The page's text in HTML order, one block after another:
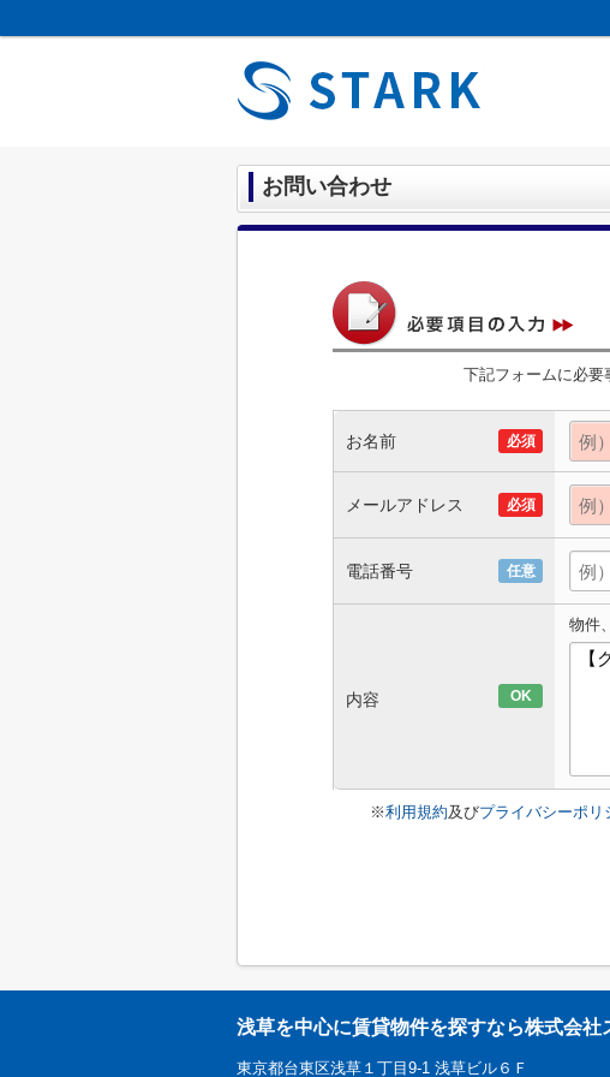
お問い合わせ
下記フォームに必要
お名前 必須
メールアドレス 必須
電話番号 任意
内容 OK
物件
※利用規約及びプライバシーポリ
浅草を中心に賃貸物件を探すなら株式会社
東京都台東区浅草１丁目9-1 浅草ビル６Ｆ